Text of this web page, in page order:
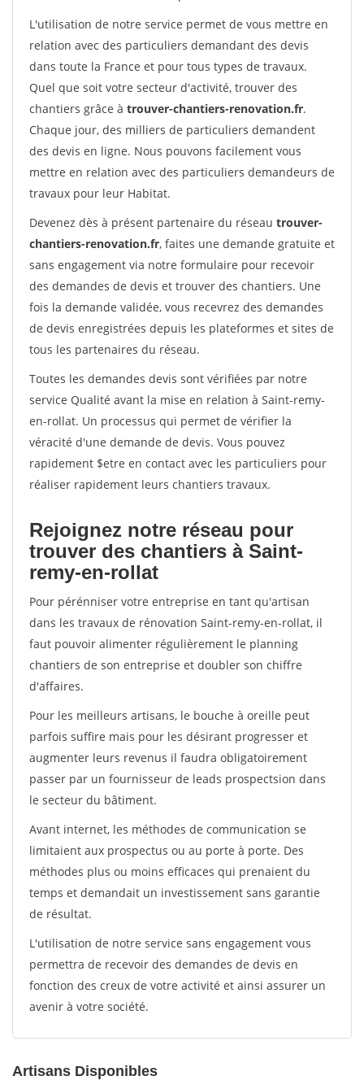
L'utilisation de notre service permet de vous mettre en
relation avec des particuliers demandant des devis
dans toute la France et pour tous types de travaux.
Quel que soit votre secteur d'activité, trouver des
chantiers grâce à trouver-chantiers-renovation.fr.
Chaque jour, des milliers de particuliers demandent
des devis en ligne. Nous pouvons facilement vous
mettre en relation avec des particuliers demandeurs de
travaux pour leur Habitat.
Devenez dès à présent partenaire du réseau trouver-
chantiers-renovation.fr, faites une demande gratuite et
sans engagement via notre formulaire pour recevoir
des demandes de devis et trouver des chantiers. Une
fois la demande validée, vous recevrez des demandes
de devis enregistrées depuis les plateformes et sites de
tous les partenaires du réseau.
Toutes les demandes devis sont vérifiées par notre
service Qualité avant la mise en relation à Saint-remy-
en-rollat. Un processus qui permet de vérifier la
véracité d'une demande de devis. Vous pouvez
rapidement $etre en contact avec les particuliers pour
réaliser rapidement leurs chantiers travaux.
Rejoignez notre réseau pour
trouver des chantiers à Saint-
remy-en-rollat
Pour pérénniser votre entreprise en tant qu'artisan
dans les travaux de rénovation Saint-remy-en-rollat, il
faut pouvoir alimenter régulièrement le planning
chantiers de son entreprise et doubler son chiffre
d'affaires.
Pour les meilleurs artisans, le bouche à oreille peut
parfois suffire mais pour les désirant progresser et
augmenter leurs revenus il faudra obligatoirement
passer par un fournisseur de leads prospectsion dans
le secteur du bâtiment.
Avant internet, les méthodes de communication se
limitaient aux prospectus ou au porte à porte. Des
méthodes plus ou moins efficaces qui prenaient du
temps et demandait un investissement sans garantie
de résultat.
L'utilisation de notre service sans engagement vous
permettra de recevoir des demandes de devis en
fonction des creux de votre activité et ainsi assurer un
avenir à votre société.
Artisans Disponibles